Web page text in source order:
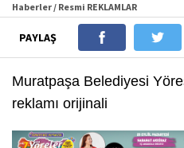
Haberler / Resmi REKLAMLAR
PAYLAŞ
Muratpaşa Belediyesi
reklamı orijinali